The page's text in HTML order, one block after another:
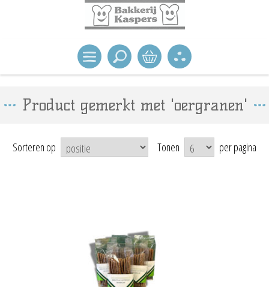
Product gemerkt met 'oergranen'
Sorteren op Tonen per pagina